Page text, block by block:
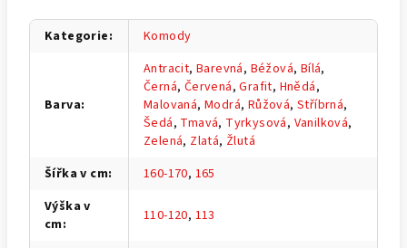
Kategorie: Komody
Barva:
Antracit,Barevná, Béžová, Bílá,
Černá, Červená,Grafit, Hnědá,
Malovaná,Modrá, Růžová,Stříbrná,
Šedá, Tmavá, Tyrkysová, Vanilková,
Zelená, Zlatá, Žlutá
Šířka v cm: 160-170, 165
Výška v
cm: 110-120, 113